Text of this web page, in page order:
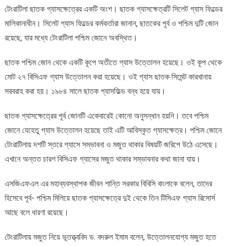
টেংরাটিলা ছাতক গ্যাসক্ষেত্রের একটি অংশ। ছাতক গ্যাসক্ষেত্রটি সিলেট গ্যাস ফিল্ডের
মালিকানাধীন। সিলেট গ্যাস ফিল্ডের কর্মকর্তারা জানান, ছাতকের পূর্ব ও পশ্চিম দুটি জোন
রয়েছে, যার মধ্যে টেংরাটিলা পশ্চিম জোনে অবস্থিত।
ছাতক পশ্চিম জোন থেকে একটি কূপে অতীতে গ্যাস উত্তোলন হয়েছে। ওই কূপ থেকে
মোট ২৭ বিসিএফ গ্যাস উত্তোলন করা হয়েছে। ওই গ্যাস ছাতক সিমেন্ট কারখানায়
সরবরাহ করা হয়। ১৯৮৪ সালে ছাতক গ্যাসফিল্ড বন্ধ হয়ে যায়।
ছাতক গ্যাসক্ষেত্রের পূর্ব জোনটি একেবারেই কোনো অনুসন্ধান হয়নি। তবে পশ্চিম
জোনে যেহেতু গ্যাস উত্তোলন হয়েছে তাই এটি আবিস্কৃত গ্যাসক্ষেত্র। পশ্চিম জোনে
টেংরাটিলায় দশটি স্তরে গ্যাসে সম্ভাবনা ও মজুত থাকার বিষয়টি জরিপে উঠে এসেছে।
এখানে অন্তত চারশ বিসিএফ গ্যাসের মজুত থাকার সম্ভাবনার কথা জানা যায়।
এসজিএফএল এর মহাব্যবস্থাপক জীবন শান্তি সরকার বিবিসি বাংলাকে বলেন, তাদের
হিসেবে পূর্ব- পশ্চিম মিলিয়ে ছাতক গ্যাসক্ষেত্রে দুই থেকে তিন টিসিএফ গ্যাস রিসোর্স
আছে বলে ধারণা রয়েছে।
টেংরাটিলায় মজুত নিয়ে ভূতত্ত্ববিদ ড. বদরুল ইমাম বলেন, উত্তোলনযোগ্য মজুত হতে